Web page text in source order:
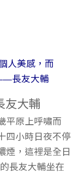
人美感，而
長友大輔
友大輔
平原上呼嘯而
四小時日夜不停
煙，這裡是全日
長友大輔坐在